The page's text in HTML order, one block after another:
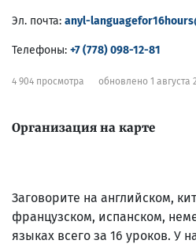
Эл. почта: anyl-
Телефоны: +7 (778) 098-12-81
4 904 просмотра обновлено 1 августа
Организация на карте
Заговорите на английском,
французском, испанском,
языках всего за 16 уроков. У